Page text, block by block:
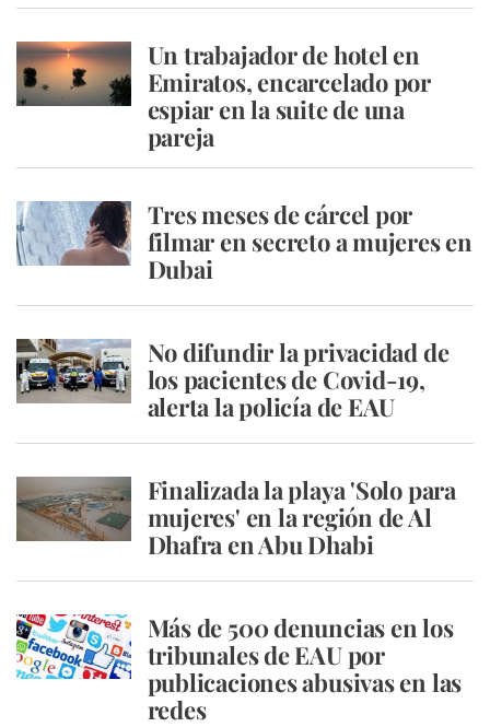
Un trabajador de hotel en
Emiratos, encarcelado por
espiar en la suite de una
pareja
Tres meses de cárcel por
filmar en secreto a mujeres en
Dubai
No difundir la privacidad de
los pacientes de Covid-19,
alerta la policía de EAU
Finalizada la playa 'Solo para
mujeres' en la región de Al
Dhafra en Abu Dhabi
Más de 500 denuncias en los
tribunales de EAU por
publicaciones abusivas en las
redes